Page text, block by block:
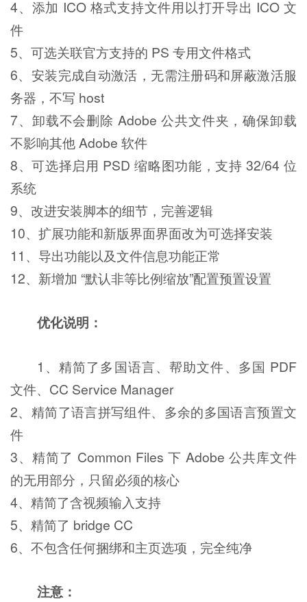
4、添加 ICO 格式支持文件用以打开导出 ICO 文
件
5、可选关联官方支持的 PS 专用文件格式
6、安装完成自动激活，无需注册码和屏蔽激活服
务器，不写 host
7、卸载不会删除 Adobe 公共文件夹，确保卸载
不影响其他 Adobe 软件
8、可选择启用 PSD 缩略图功能，支持 32/64 位
系统
9、改进安装脚本的细节，完善逻辑
10、扩展功能和新版界面界面改为可选择安装
11、导出功能以及文件信息功能正常
12、新增加 “默认非等比例缩放”配置预置设置
优化说明：
1、精简了多国语言、帮助文件、多国 PDF
文件、CC Service Manager
2、精简了语言拼写组件、多余的多国语言预置文
件
3、精简了 Common Files 下 Adobe 公共库文件
的无用部分，只留必须的核心
4、精简了含视频输入支持
5、精简了 bridge CC
6、不包含任何捆绑和主页选项，完全纯净
注意：